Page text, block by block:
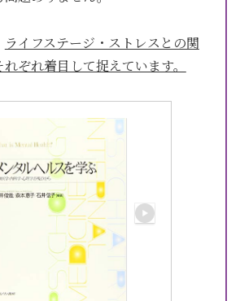
ライフステージ・ストレスとの関
ぞれ着目して捉えています。